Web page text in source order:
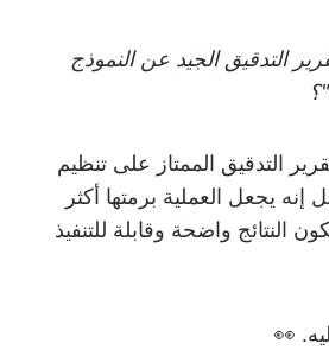
التدقيق الجيد عن النموذج
التدقيق الممتاز على تنظيم
يجعل العملية برمتها أكثر
النتائج واضحة وقابلة للتنفيذ
👀